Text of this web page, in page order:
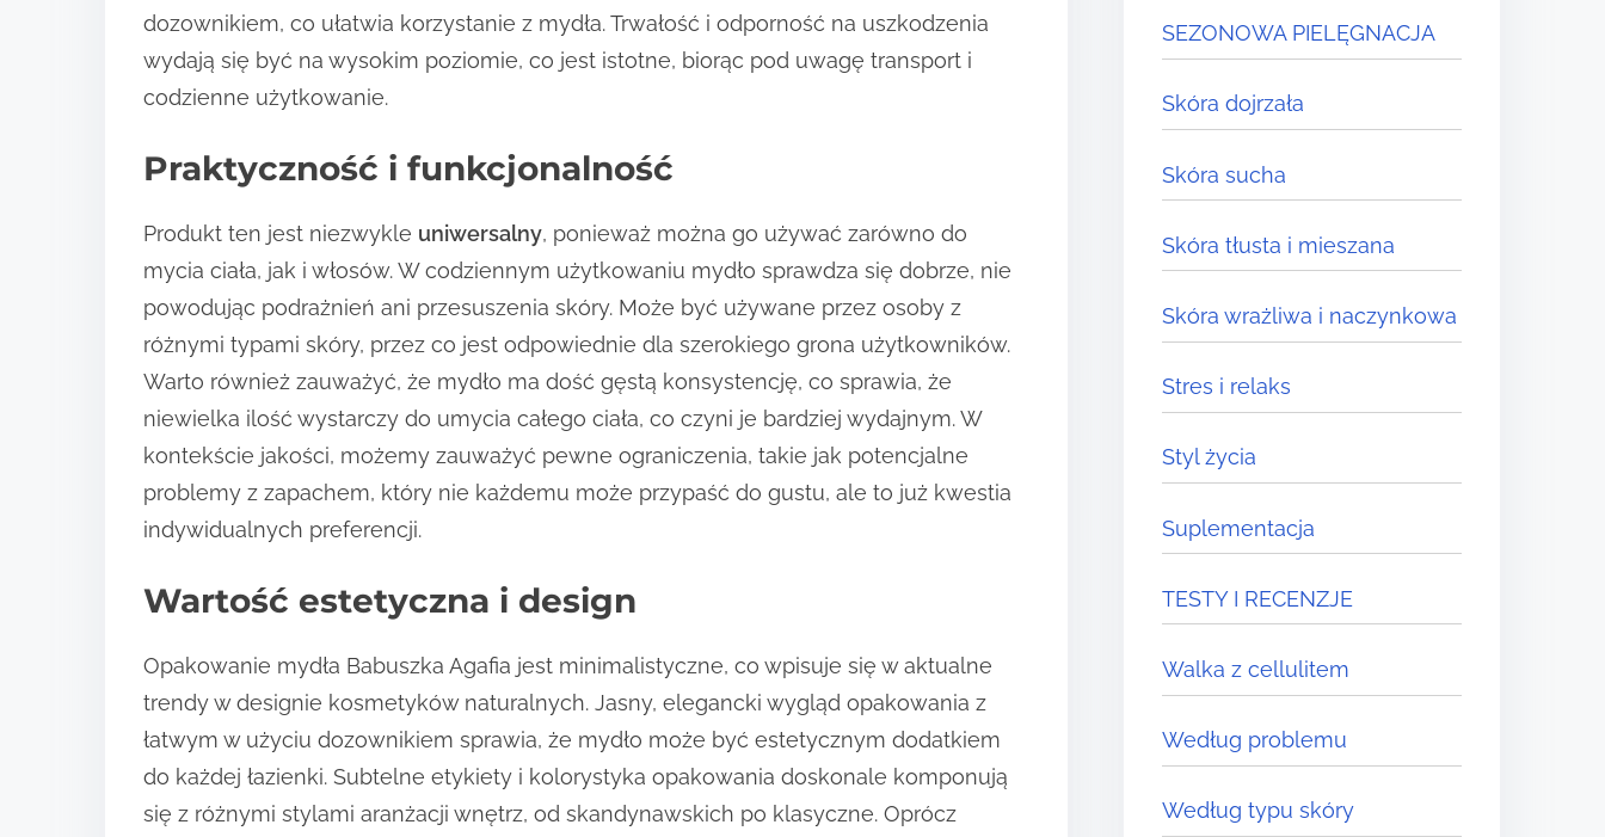
dozownikiem, co ułatwia korzystanie z mydła. Trwałość i odporność na uszkodzenia
wydają się być na wysokim poziomie, co jest istotne, biorąc pod uwagę transport i
codzienne użytkowanie.
Praktyczność i funkcjonalność
Produkt ten jest niezwykle uniwersalny, ponieważ można go używać zarówno do
mycia ciała, jak i włosów. W codziennym użytkowaniu mydło sprawdza się dobrze, nie
powodując podrażnień ani przesuszenia skóry. Może być używane przez osoby z
różnymi typami skóry, przez co jest odpowiednie dla szerokiego grona użytkowników.
Warto również zauważyć, że mydło ma dość gęstą konsystencję, co sprawia, że
niewielka ilość wystarczy do umycia całego ciała, co czyni je bardziej wydajnym. W
kontekście jakości, możemy zauważyć pewne ograniczenia, takie jak potencjalne
problemy z zapachem, który nie każdemu może przypaść do gustu, ale to już kwestia
indywidualnych preferencji.
Wartość estetyczna i design
Opakowanie mydła Babuszka Agafia jest minimalistyczne, co wpisuje się w aktualne
trendy w designie kosmetyków naturalnych. Jasny, elegancki wygląd opakowania z
łatwym w użyciu dozownikiem sprawia, że mydło może być estetycznym dodatkiem
do każdej łazienki. Subtelne etykiety i kolorystyka opakowania doskonale komponują
się z różnymi stylami aranżacji wnętrz, od skandynawskich po klasyczne. Oprócz
SEZONOWA PIELĘGNACJA
Skóra dojrzała
Skóra sucha
Skóra tłusta i mieszana
Skóra wrażliwa i naczynkowa
Stres i relaks
Styl życia
Suplementacja
TESTY I RECENZJE
Walka z cellulitem
Według problemu
Według typu skóry